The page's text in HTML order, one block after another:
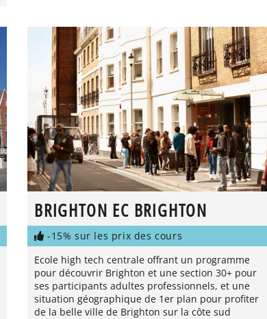
BRIGHTON EC BRIGHTON
-15% sur les prix des cours
Ecole high tech centrale offrant un programme
pour découvrir Brighton et une section 30+ pour
ses participants adultes professionnels, et une
situation géographique de 1er plan pour profiter
de la belle ville de Brighton sur la côte sud